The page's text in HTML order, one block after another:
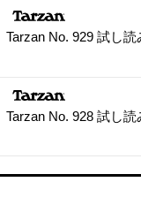
Tarzan No. 929 試し読
Tarzan No. 928 試し読